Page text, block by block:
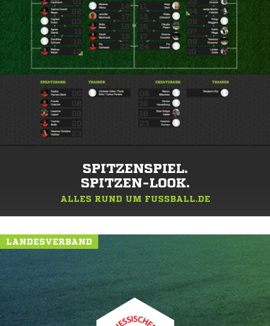
SPITZENSPIEL.
SPITZEN-LOOK.
ALLES RUND UM FUSSBALL.DE
LANDESVERBAND